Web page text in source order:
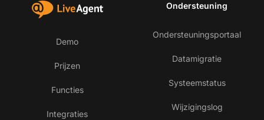
Demo
Prijzen
Functies
Integraties
Ondersteuning
Ondersteuningsportaal
Datamigratie
Systeemstatus
Wijzigingslog